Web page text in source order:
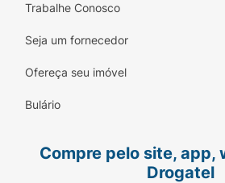
Trabalhe Conosco
Seja um fornecedor
Ofereça seu imóvel
Bulário
Compre pelo site, app,
Drogatel